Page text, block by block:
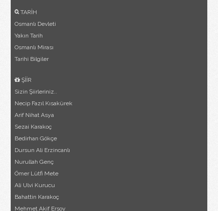
TARİH
Osmanlı Devleti
Yakın Tarih
Osmanlı Mirası
Tarihi Bilgiler
ŞİİR
Sizin Şiirleriniz..
Necip Fazıl Kısakürek
Arif Nihat Asya
Sezai Karakoç
Bedirhan Gökçe
Dursun Ali Erzincanlı
Nurullah Genç
Ömer Lütfi Mete
Ali Ulvi Kurucu
Bahattin Karakoç
Mehmet Akif Ersoy